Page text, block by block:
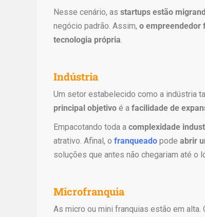
ó
o
o
n
d
v
o
c
o
d
Nesse cenário, as startups estão
negócio padrão. Assim, o empreendedor
tecnologia própria
Indústria
Um setor estabelecido como a indústria
principal objetivo é a facilidade de
Empacotando toda a complexidade
atrativo. Afinal, o franqueado pode abrir
soluções que antes não chegariam até o
Microfranquia
As micro ou mini franquias estão em